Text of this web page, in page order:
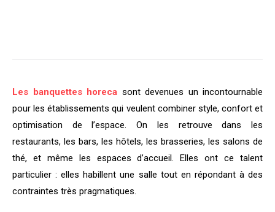
Les banquettes horeca sont devenues un incontournable
pour les établissements qui veulent combiner style, confort et
optimisation de l’espace. On les retrouve dans les
restaurants, les bars, les hôtels, les brasseries, les salons de
thé, et même les espaces d’accueil. Elles ont ce talent
particulier : elles habillent une salle tout en répondant à des
contraintes très pragmatiques.